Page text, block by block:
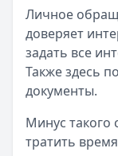
Личное
доверяет
задать все
Также здесь
документы.
Минус
тратить